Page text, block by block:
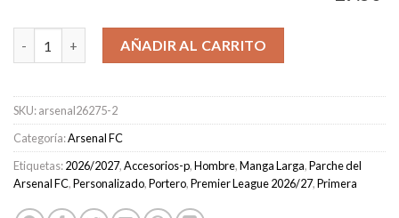
Camiseta Arsenal Portero Primera Equipación Hombre 2026/
AÑADIR AL CARRITO
SKU:arsenal26275-2
Categoría:Arsenal FC
Etiquetas:2026/2027,Accesorios-p,Hombre,Manga Larga,Parche del
Arsenal FC,Personalizado,Portero,Premier League 2026/27,Primera